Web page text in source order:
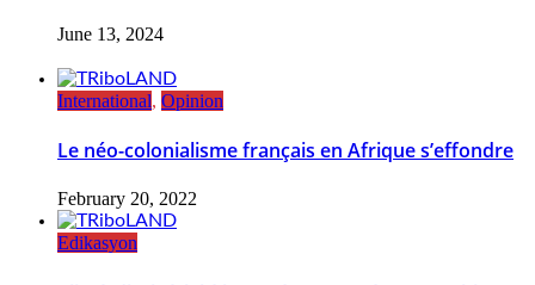
June 13, 2024
International, Opinion
Le néo-colonialisme français en Afrique s’effondre
February 20, 2022
Edikasyon